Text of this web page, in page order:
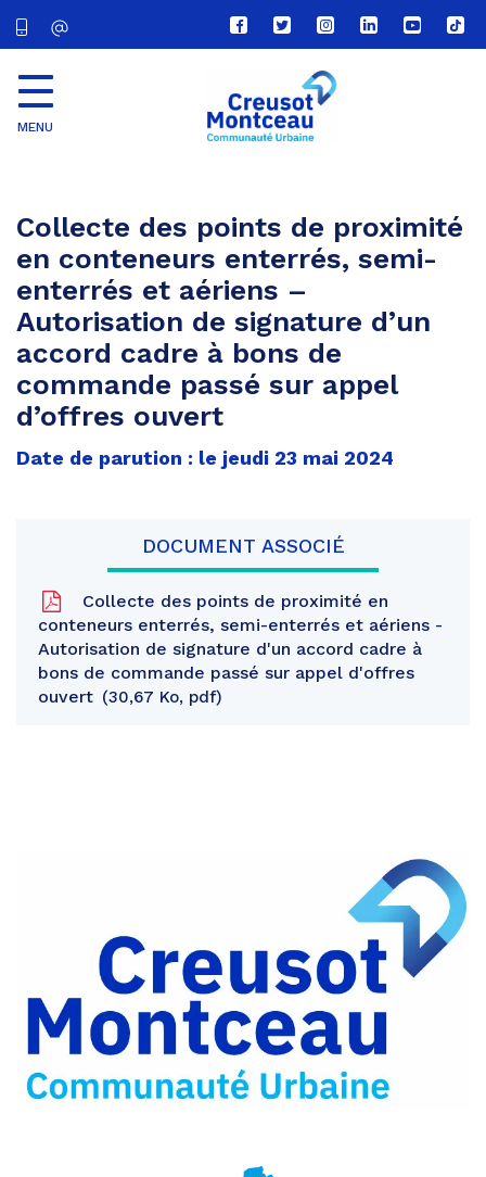
Lien
vers
compte
Facebook
Lien
vers
compte
Twitter
Lien
vers
le
compte
Lien
vers
Lien
vers
Lien
vers
MENU
Collecte des points de proximité
en conteneurs enterrés, semi-
enterrés et aériens –
Autorisation de signature d’un
accord cadre à bons de
commande passé sur appel
d’offres ouvert
Date de parution : le jeudi 23 mai 2024
DOCUMENT ASSOCIÉ
Collecte des points de proximité en
conteneurs enterrés, semi-enterrés et aériens -
Autorisation de signature d'un accord cadre à
bons de commande passé sur appel d'offres
ouvert
30,67 Ko, pdf
Facebook
Partager
Twitter
Partager
par
e-
mail